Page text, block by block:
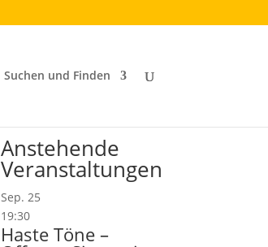
Suchen und Finden
Anstehende
Veranstaltungen
Sep.25
19:30
Haste Töne –